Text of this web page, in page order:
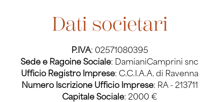
Dati societari
P.IVA: 02571080395
Sede e Ragoine Sociale: DamianiCamprini snc
Ufficio Registro Imprese: C.C.I.A.A. di Ravenna
Numero Iscrizione Ufficio Imprese: RA - 213711
Capitale Sociale: 2000 €